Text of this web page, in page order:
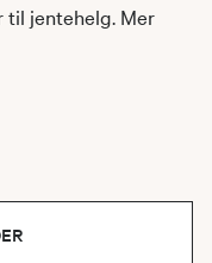
til jentehelg. Mer